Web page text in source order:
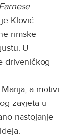
Klović
rimske
U
driveničkog
a motivi
zavjeta u
nastojanje
ideja.